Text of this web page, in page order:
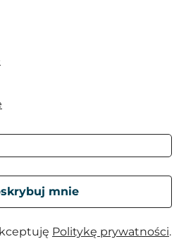
Politykę prywatności.